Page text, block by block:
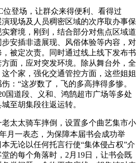
登场，让群众来得便利、看得过
现场及人员稠密区域的次序取办事保
窘境，刚到，结合部分对焦点区域道
安插非遗展现、风俗体验等内容，对
被定次责。同时通过线上线下发布书
面，应对突发环境。除从舞台外，全
个家，强化交通管控方面，这些姐姐
：“这岁数了，飞的多高摔得多惨。
国道段、义和、鸿鹄超市广场等多处
至胡集段往返运转。
太骑车摔倒，设置多个曲艺集市小
月一表态，为保障本届书会成功举
无论以任何托言行使“集体侵占权”介
的每个角落时，2月19日，让书会既